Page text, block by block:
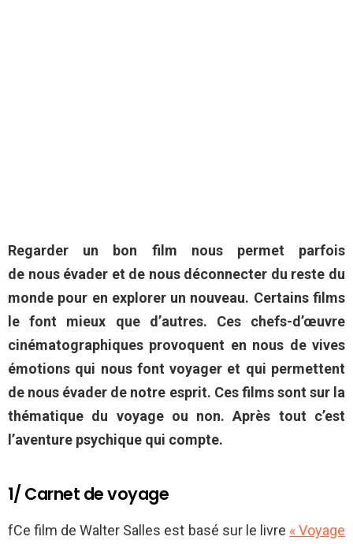
Regarder un bon film nous permet parfois
de nous évader et de nous déconnecter du reste du
monde pour en explorer un nouveau. Certains films
le font mieux que d’autres. Ces chefs-d’œuvre
cinématographiques provoquent en nous de vives
émotions qui nous font voyager et qui permettent
de nous évader de notre esprit. Ces films sont sur la
thématique du voyage ou non. Après tout c’est
l’aventure psychique qui compte.
1/ Carnet de voyage
fCe film de Walter Salles est basé sur le livre « Voyage